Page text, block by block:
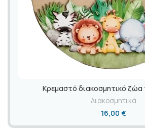
Κρεμαστό διακοσμητικό
Διακοσμητικά
16,00 €